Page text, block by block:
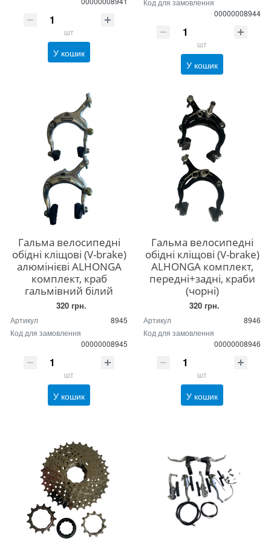
шт
У кошик
00000008944
шт
У кошик
Гальма велосипедні
обідні кліщові (V-brake)
алюмінієві ALHONGA
комплект, краб
гальмівний білий
320 грн.
Артикул
8945
Код для замовлення
00000008945
шт
У кошик
Гальма велосипедні
обідні кліщові (V-brake)
ALHONGA комплект,
передні+задні, краби
(чорні)
320 грн.
Артикул
8946
Код для замовлення
00000008946
шт
У кошик